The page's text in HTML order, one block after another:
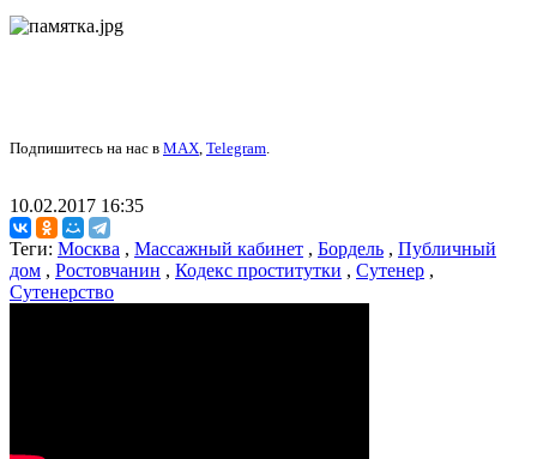
Подпишитесь на нас в MAX, Telegram.
10.02.2017 16:35
Теги: Москва , Массажный кабинет , Бордель , Публичный
дом , Ростовчанин , Кодекс проститутки , Сутенер ,
Сутенерство